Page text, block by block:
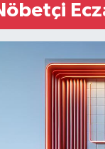
ve Fikstür